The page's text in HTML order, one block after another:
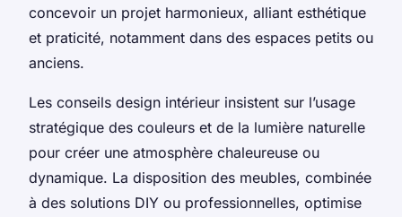
concevoir un projet harmonieux, alliant esthétique
et praticité, notamment dans des espaces petits ou
anciens.
Les conseils design intérieur insistent sur l’usage
stratégique des couleurs et de la lumière naturelle
pour créer une atmosphère chaleureuse ou
dynamique. La disposition des meubles, combinée
à des solutions DIY ou professionnelles, optimise